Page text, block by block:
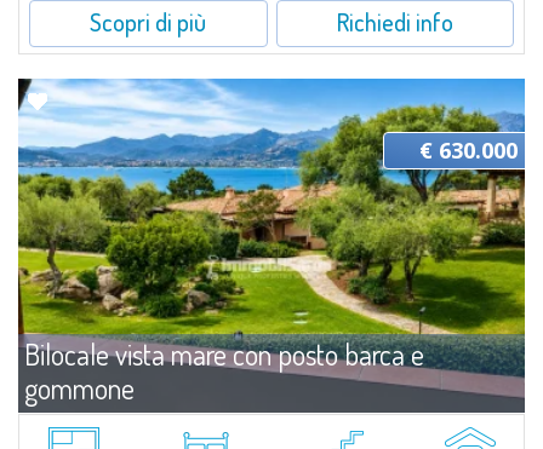
Scopri di più Richiedi info
Bilocale vista mare con posto barca e
gommone
Puntaldia Vendita
€ 630.000